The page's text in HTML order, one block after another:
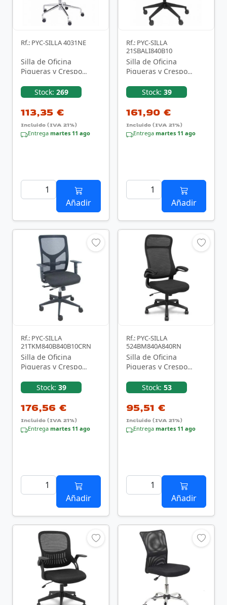
Rf.: PYC-SILLA 4031NE
Silla de Oficina
Piqueras y Crespo
Stock: 269
113,35 €
Incluido (IVA 21%)
Entrega martes 11 ago
Añadir
Rf.: PYC-SILLA
21SBALI840B10
Silla de Oficina
Piqueras y Crespo
NegroStock: 39
161,90 €
Incluido (IVA 21%)
Entrega martes 11 ago
Añadir
Rf.: PYC-SILLA
21TKM840B840B10CRN
Silla de Oficina
Piqueras y Crespo
21TKM840B840B10CRN
65/ Negro
Stock: 39
176,56 €
Incluido (IVA 21%)
Entrega martes 11 ago
Añadir
Rf.: PYC-SILLA
524BM840A840RN
Silla de Oficina
Piqueras y Crespo
524BM840A840RN/
Negro
Stock: 53
95,51 €
Incluido (IVA 21%)
Entrega martes 11 ago
Añadir